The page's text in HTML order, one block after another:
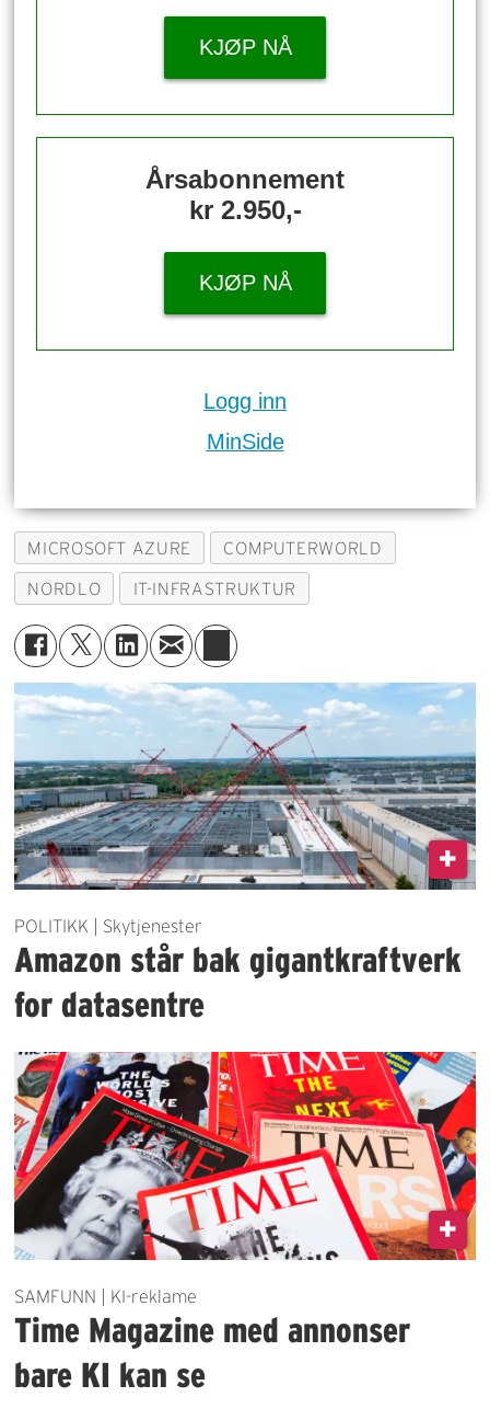
KJØP NÅ
Årsabonnement
kr 2.950,-
KJØP NÅ
Logg inn
MinSide
MICROSOFT AZURE COMPUTERWORLD
NORDLO IT-INFRASTRUKTUR
POLITIKK | Skytjenester
Amazon står bak gigantkraftverk
for datasentre
SAMFUNN | KI-reklame
Time Magazine med annonser
bare KI kan se